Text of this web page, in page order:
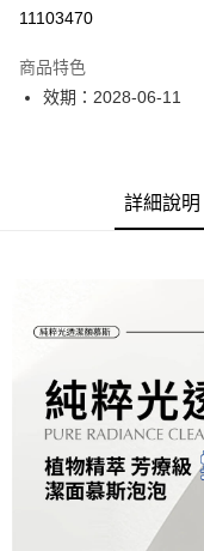
付款後全家取貨
11103470
商品特色
效期：2028-06-11
詳細說明